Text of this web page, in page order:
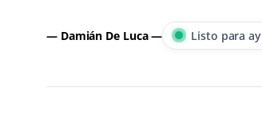
— Damián De Luca — Listo para